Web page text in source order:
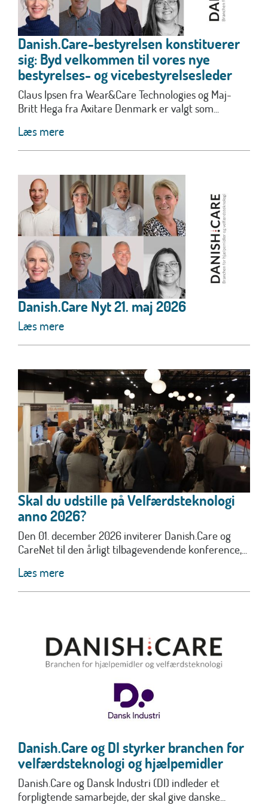
Danish.Care-bestyrelsen konstituerer
sig: Byd velkommen til vores nye
bestyrelses- og vicebestyrelsesleder
Claus Ipsen fra Wear&Care Technologies og Maj-
Britt Hega fra Axitare Denmark er valgt som...
Læs mere
Danish.Care Nyt 21. maj 2026
Læs mere
Skal du udstille på Velfærdsteknologi
anno 2026?
Den 01. december 2026 inviterer Danish.Care og
CareNet til den årligt tilbagevendende konference,...
Læs mere
Danish.Care og DI styrker branchen for
velfærdsteknologi og hjælpemidler
Danish.Care og Dansk Industri (DI) indleder et
forpligtende samarbejde, der skal give danske...